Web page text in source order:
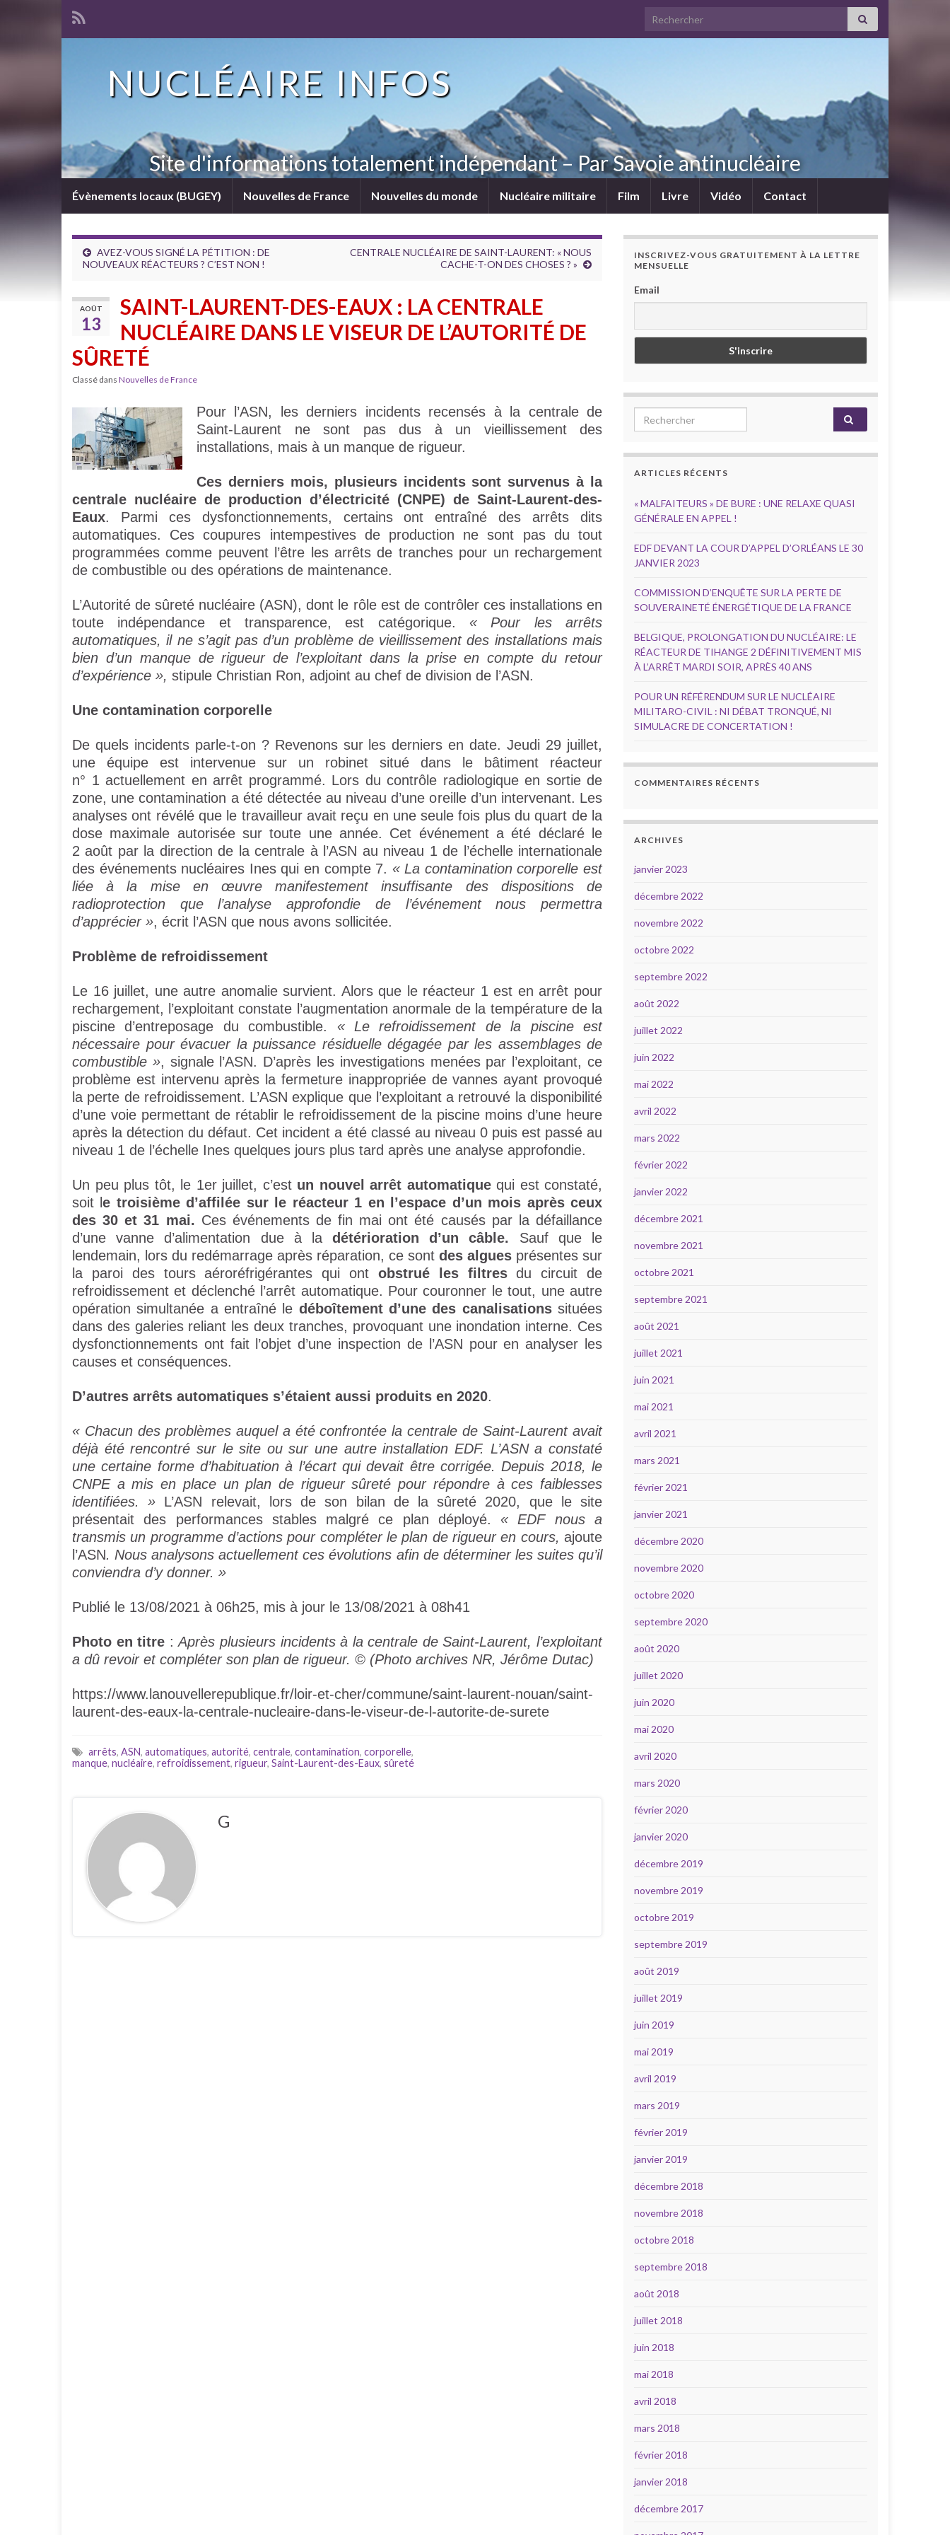
Search for:
NUCLÉAIRE INFOS
Site d'informations totalement indépendant – Par Savoie antinucléaire
Évènements locaux (BUGEY) Nouvelles de France Nouvelles du monde Nucléaire militaire Film Livre Vidéo Contact
AVEZ-VOUS SIGNÉ LA PÉTITION : DE
NOUVEAUX RÉACTEURS ? C’EST NON !
CENTRALE NUCLÉAIRE DE SAINT-LAURENT: « NOUS
CACHE-T-ON DES CHOSES ? »
AOÛT
13
SAINT-LAURENT-DES-EAUX : LA CENTRALE
NUCLÉAIRE DANS LE VISEUR DE L’AUTORITÉ DE
SÛRETÉ
Classé dans Nouvelles de France
Pour l’ASN, les derniers incidents recensés à la centrale de
Saint-Laurent ne sont pas dus à un vieillissement des
installations, mais à un manque de rigueur.
Ces derniers mois, plusieurs incidents sont survenus à la
centrale nucléaire de production d’électricité (CNPE) de Saint-Laurent-des-
Eaux. Parmi ces dysfonctionnements, certains ont entraîné des arrêts dits
automatiques. Ces coupures intempestives de production ne sont pas du tout
programmées comme peuvent l’être les arrêts de tranches pour un rechargement
de combustible ou des opérations de maintenance.
L’Autorité de sûreté nucléaire (ASN), dont le rôle est de contrôler ces installations en
toute indépendance et transparence, est catégorique. « Pour les arrêts
automatiques, il ne s’agit pas d’un problème de vieillissement des installations mais
bien d’un manque de rigueur de l’exploitant dans la prise en compte du retour
d’expérience », stipule Christian Ron, adjoint au chef de division de l’ASN.
Une contamination corporelle
De quels incidents parle-t-on ? Revenons sur les derniers en date. Jeudi 29 juillet,
une équipe est intervenue sur un robinet situé dans le bâtiment réacteur
n° 1 actuellement en arrêt programmé. Lors du contrôle radiologique en sortie de
zone, une contamination a été détectée au niveau d’une oreille d’un intervenant. Les
analyses ont révélé que le travailleur avait reçu en une seule fois plus du quart de la
dose maximale autorisée sur toute une année. Cet événement a été déclaré le
2 août par la direction de la centrale à l’ASN au niveau 1 de l’échelle internationale
des événements nucléaires Ines qui en compte 7. « La contamination corporelle est
liée à la mise en œuvre manifestement insuffisante des dispositions de
radioprotection que l’analyse approfondie de l’événement nous permettra
d’apprécier », écrit l’ASN que nous avons sollicitée.
Problème de refroidissement
Le 16 juillet, une autre anomalie survient. Alors que le réacteur 1 est en arrêt pour
rechargement, l’exploitant constate l’augmentation anormale de la température de la
piscine d’entreposage du combustible. « Le refroidissement de la piscine est
nécessaire pour évacuer la puissance résiduelle dégagée par les assemblages de
combustible », signale l’ASN. D’après les investigations menées par l’exploitant, ce
problème est intervenu après la fermeture inappropriée de vannes ayant provoqué
la perte de refroidissement. L’ASN explique que l’exploitant a retrouvé la disponibilité
d’une voie permettant de rétablir le refroidissement de la piscine moins d’une heure
après la détection du défaut. Cet incident a été classé au niveau 0 puis est passé au
niveau 1 de l’échelle Ines quelques jours plus tard après une analyse approfondie.
Un peu plus tôt, le 1er juillet, c’est un nouvel arrêt automatiquequi est constaté,
soit le troisième d’affilée sur le réacteur 1 en l’espace d’un mois après ceux
des 30 et 31 mai. Ces événements de fin mai ont été causés par la défaillance
d’une vanne d’alimentation due à ladétérioration d’un câble. Sauf que le
lendemain, lors du redémarrage après réparation, ce sont des algues présentes sur
la paroi des tours aéroréfrigérantes qui ont obstrué les filtresdu circuit de
refroidissement et déclenché l’arrêt automatique. Pour couronner le tout, une autre
opération simultanée a entraîné le déboîtement d’une des canalisationssituées
dans des galeries reliant les deux tranches, provoquant une inondation interne. Ces
dysfonctionnements ont fait l’objet d’une inspection de l’ASN pour en analyser les
causes et conséquences.
D’autres arrêts automatiques s’étaient aussi produits en 2020.
« Chacun des problèmes auquel a été confrontée la centrale de Saint-Laurent avait
déjà été rencontré sur le site ou sur une autre installation EDF. L’ASN a constaté
une certaine forme d’habituation à l’écart qui devait être corrigée. Depuis 2018, le
CNPE a mis en place un plan de rigueur sûreté pour répondre à ces faiblesses
identifiées. » L’ASN relevait, lors de son bilan de la sûreté 2020, que le site
présentait des performances stables malgré ce plan déployé. « EDF nous a
transmis un programme d’actions pour compléter le plan de rigueur en cours, ajoute
l’ASN. Nous analysons actuellement ces évolutions afin de déterminer les suites qu’il
conviendra d’y donner. »
Publié le 13/08/2021 à 06h25, mis à jour le 13/08/2021 à 08h41
Photo en titre :Après plusieurs incidents à la centrale de Saint-Laurent, l’exploitant
a dû revoir et compléter son plan de rigueur. © (Photo archives NR, Jérôme Dutac)
https://www.lanouvellerepublique.fr/loir-et-cher/commune/saint-laurent-nouan/saint-
laurent-des-eaux-la-centrale-nucleaire-dans-le-viseur-de-l-autorite-de-surete
arrêts, ASN, automatiques, autorité, centrale, contamination, corporelle,
manque, nucléaire, refroidissement, rigueur, Saint-Laurent-des-Eaux, sûreté
G
INSCRIVEZ-VOUS GRATUITEMENT À LA LETTRE
MENSUELLE
Email
Search for:
ARTICLES RÉCENTS
« MALFAITEURS » DE BURE : UNE RELAXE QUASI
GÉNÉRALE EN APPEL !
EDF DEVANT LA COUR D’APPEL D’ORLÉANS LE 30
JANVIER 2023
COMMISSION D’ENQUÊTE SUR LA PERTE DE
SOUVERAINETÉ ÉNERGÉTIQUE DE LA FRANCE
BELGIQUE, PROLONGATION DU NUCLÉAIRE: LE
RÉACTEUR DE TIHANGE 2 DÉFINITIVEMENT MIS
À L’ARRÊT MARDI SOIR, APRÈS 40 ANS
POUR UN RÉFÉRENDUM SUR LE NUCLÉAIRE
MILITARO-CIVIL : NI DÉBAT TRONQUÉ, NI
SIMULACRE DE CONCERTATION !
COMMENTAIRES RÉCENTS
ARCHIVES
janvier 2023
décembre 2022
novembre 2022
octobre 2022
septembre 2022
août 2022
juillet 2022
juin 2022
mai 2022
avril 2022
mars 2022
février 2022
janvier 2022
décembre 2021
novembre 2021
octobre 2021
septembre 2021
août 2021
juillet 2021
juin 2021
mai 2021
avril 2021
mars 2021
février 2021
janvier 2021
décembre 2020
novembre 2020
octobre 2020
septembre 2020
août 2020
juillet 2020
juin 2020
mai 2020
avril 2020
mars 2020
février 2020
janvier 2020
décembre 2019
novembre 2019
octobre 2019
septembre 2019
août 2019
juillet 2019
juin 2019
mai 2019
avril 2019
mars 2019
février 2019
janvier 2019
décembre 2018
novembre 2018
octobre 2018
septembre 2018
août 2018
juillet 2018
juin 2018
mai 2018
avril 2018
mars 2018
février 2018
janvier 2018
décembre 2017